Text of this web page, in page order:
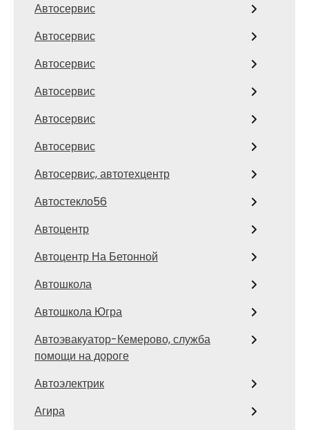
Автосервис
Автосервис
Автосервис
Автосервис
Автосервис
Автосервис
Автосервис, автотехцентр
Автостекло56
Автоцентр
Автоцентр На Бетонной
Автошкола
Автошкола Югра
Автоэвакуатор-Кемерово, служба
помощи на дороге
Автоэлектрик
Агира